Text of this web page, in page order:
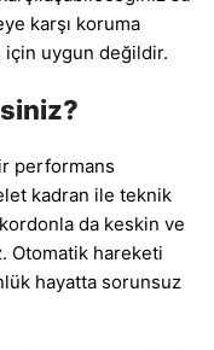
karşı koruma
için uygun değildir.
performans
kadran ile teknik
da keskin ve
Otomatik hareketi
hayatta sorunsuz